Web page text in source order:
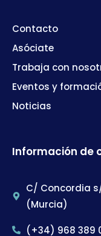
Contacto
Asóciate
Trabaja con
Eventos y
Noticias
Información de
C/ Concordia
(Murcia)
(+34) 968 389